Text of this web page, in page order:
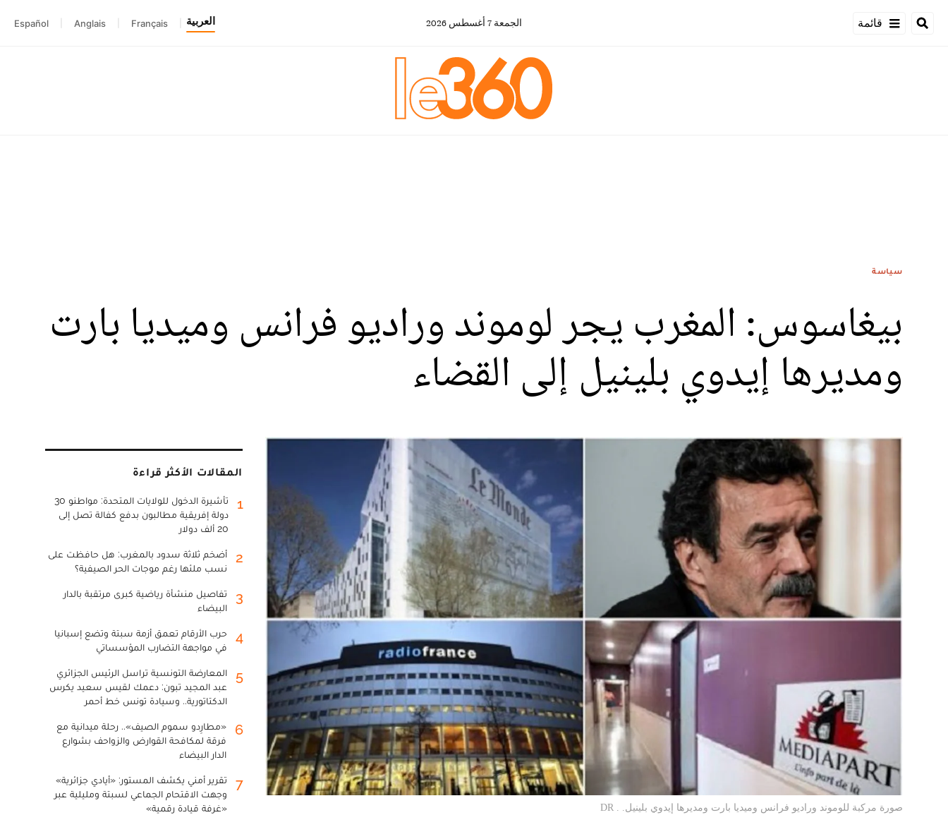
قائمة الجمعة 7 أغسطس 2026 العربية Français
Anglais
Español
سياسة
بيغاسوس: المغرب يجر لوموند وراديو فرانس وميديا بارت
ومديرها إيدوي بلينيل إلى القضاء
صورة مركبة للوموند وراديو فرانس وميديا بارت ومديرها إيدوي بلينيل. . DR
المقالات الأكثر قراءة
1
تأشيرة الدخول للولايات المتحدة: مواطنو 30
دولة إفريقية مطالبون بدفع كفالة تصل إلى
20 ألف دولار
2
أضخم ثلاثة سدود بالمغرب: هل حافظت على
نسب ملئها رغم موجات الحر الصيفية؟
3
تفاصيل منشأة رياضية كبرى مرتقبة بالدار
البيضاء
4
حرب الأرقام تعمق أزمة سبتة وتضع إسبانيا
في مواجهة التضارب المؤسساتي
5
المعارضة التونسية تراسل الرئيس الجزائري
عبد المجيد تبون: دعمك لقيس سعيد يكرس
الدكتاتورية.. وسيادة تونس خط أحمر
6
«مطارِدو سموم الصيف».. رحلة ميدانية مع
فرقة لمكافحة القوارض والزواحف بشوارع
الدار البيضاء
7
تقرير أمني يكشف المستور: «أيادي جزائرية»
وجهت الاقتحام الجماعي لسبتة ومليلية عبر
«غرفة قيادة رقمية»